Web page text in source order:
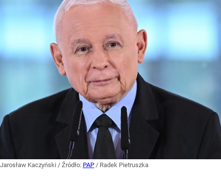
Jarosław Kaczyński / Źródło: PAP / Radek Pietruszka